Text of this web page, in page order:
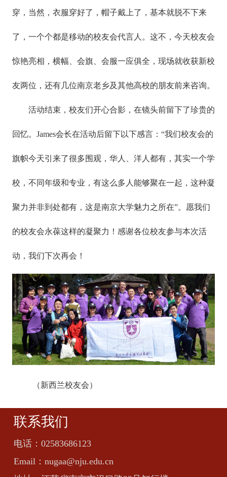
穿，当然，衣服穿好了，帽子戴上了，基本就脱不下来
了，一个个都是移动的校友会代言人。这不，今天校友会
惊艳亮相，横幅、会旗、会服一应俱全，现场就收获新校
友两位，还有几位南京老乡及其他高校的朋友前来咨询。
活动结束，校友们开心合影，在镜头前留下了珍贵的
回忆。James会长在活动后留下以下感言：“我们校友会的
旗帜今天引来了很多围观，华人、洋人都有，其实一个学
校，不同年级和专业，有这么多人能够聚在一起，这种凝
聚力并非到处都有，这是南京大学魅力之所在”。愿我们
的校友会永葆这样的凝聚力！感谢各位校友参与本次活
动，我们下次再会！
（新西兰校友会）
联系我们
电话： 02583686123
Email： nugaa@nju.edu.cn